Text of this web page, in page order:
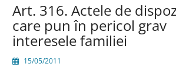
Art. 316. Actele de
care pun în pericol grav
interesele familiei
15/05/2011